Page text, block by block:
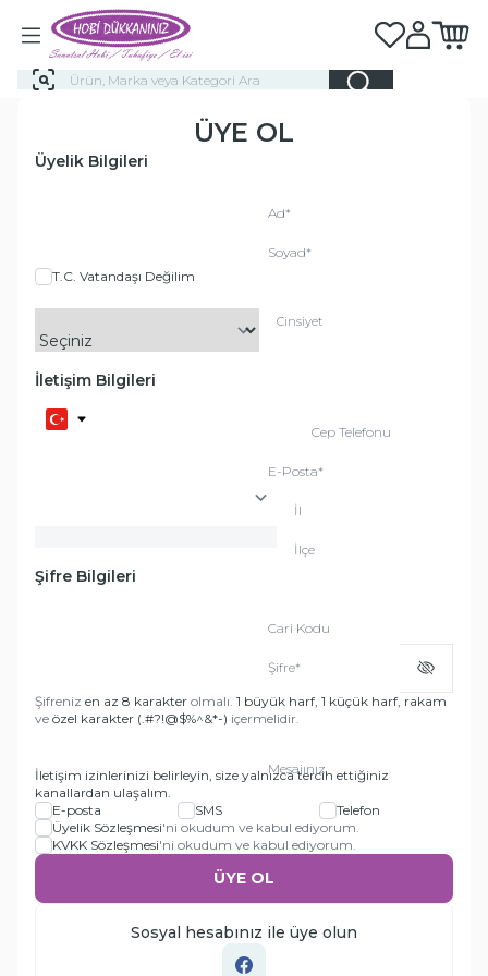
Favorilerim
Hesabım
ÜYE OL
Üyelik Bilgileri
Ad*
Soyad*
T.C. Vatandaşı Değilim
Cinsiyet
İletişim Bilgileri
Cep Telefonu
E-Posta*
İl
İlçe
Şifre Bilgileri
Cari Kodu
Şifre*
Şifreniz en az 8 karakter olmalı. 1 büyük harf, 1 küçük harf, rakam
ve özel karakter (.#?!@$%^&*-) içermelidir.
Mesajınız
İletişim izinlerinizi belirleyin, size yalnızca tercih ettiğiniz
kanallardan ulaşalım.
E-posta
SMS
Telefon
Üyelik Sözleşmesi'ni okudum ve kabul ediyorum.
KVKK Sözleşmesi'ni okudum ve kabul ediyorum.
ÜYE OL
Sosyal hesabınız ile üye olun